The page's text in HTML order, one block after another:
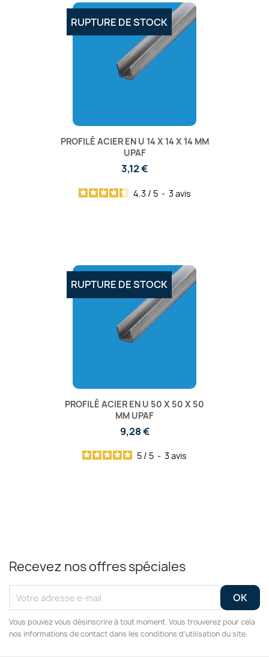
PROFILÉ ACIER EN U 14 X 14 X 14 MM
UPAF
3,12 €
4.3 / 5 - 3avis
RUPTURE DE STOCK
PROFILÉ ACIER EN U 50 X 50 X 50
MM UPAF
9,28 €
5 / 5 - 3avis
RUPTURE DE STOCK
Recevez nos offres spéciales
Vous pouvez vous désinscrire à tout moment. Vous trouverez pour cela
nos informations de contact dans les conditions d'utilisation du site.